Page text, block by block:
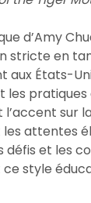
d’Amy
stricte en
aux États-
pratiques
sur
attentes
et les
style